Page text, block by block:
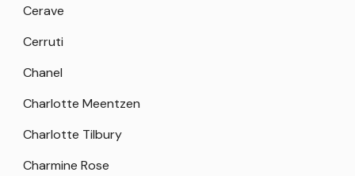
Cerave
Cerruti
Chanel
Charlotte Meentzen
Charlotte Tilbury
Charmine Rose